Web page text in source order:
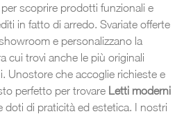
scoprire prodotti funzionali e
in fatto di arredo. Svariate offerte
e personalizzano la
cui trovi anche le più originali
Unostore che accoglie richieste e
perfetto per trovare Letti moderni
doti di praticità ed estetica. I nostri